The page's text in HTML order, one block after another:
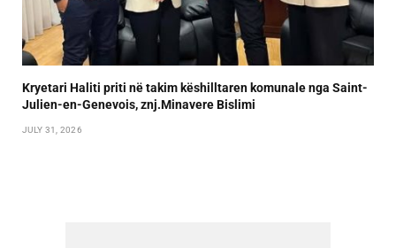
Kryetari Haliti priti në takim këshilltaren komunale nga Saint-
Julien-en-Genevois, znj.Minavere Bislimi
JULY 31, 2026